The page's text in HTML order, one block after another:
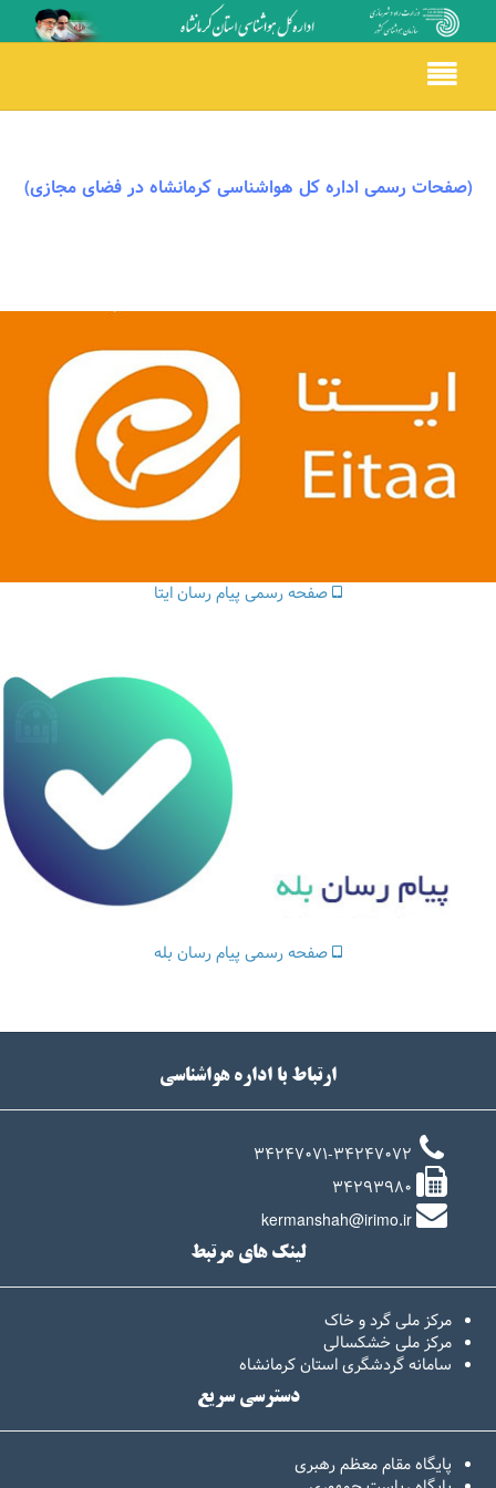
Toggle
navigation
(صفحات رسمی اداره کل هواشناسی کرمانشاه در فضای مجازی)
صفحه رسمی پیام رسان ایتا
صفحه رسمی پیام رسان بله
ارتباط با اداره هواشناسی
34247071-34247072
34293980
kermanshah@irimo.ir
لینک های مرتبط
مرکز ملی گرد و خاک
مرکز ملی خشکسالی
سامانه گردشگری استان کرمانشاه
دسترسی سریع
پایگاه مقام معظم رهبری